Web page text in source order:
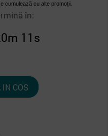
cumulează cu alte promoții.
în:
10s
IN COS